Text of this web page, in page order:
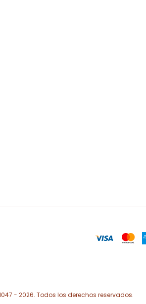
- 2026. Todos los derechos reservados.